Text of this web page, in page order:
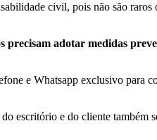
civil, pois não são raros
precisam adotar medidas
e Whatsapp exclusivo para
escritório e do cliente também